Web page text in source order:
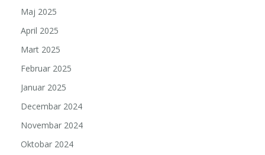
Maj 2025
April 2025
Mart 2025
Februar 2025
Januar 2025
Decembar 2024
Novembar 2024
Oktobar 2024